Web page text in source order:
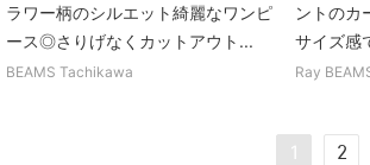
ラワー柄のシルエット綺麗なワンピ
ース◎さりげなくカットアウト...
BEAMS Tachikawa
ントのカ
サイズ感
Ray
1 2